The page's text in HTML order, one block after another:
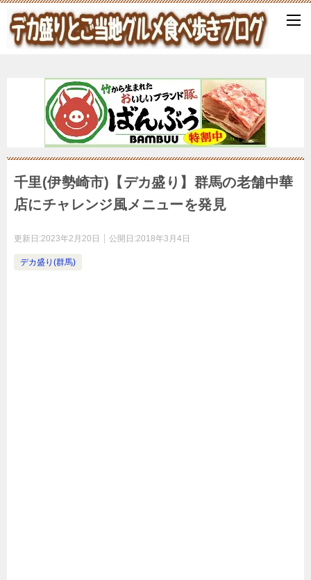
千里(伊勢崎市)【デカ盛り】群馬の老舗中華
店にチャレンジ風メニューを発見
更新日:2023年2月20日 公開日:2018年3月4日
デカ盛り(群馬)